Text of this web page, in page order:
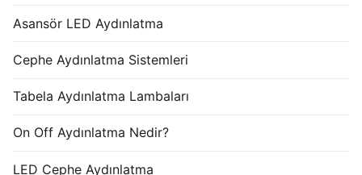
Asansör LED Aydınlatma
Cephe Aydınlatma Sistemleri
Tabela Aydınlatma Lambaları
On Off Aydınlatma Nedir?
LED Cephe Aydınlatma